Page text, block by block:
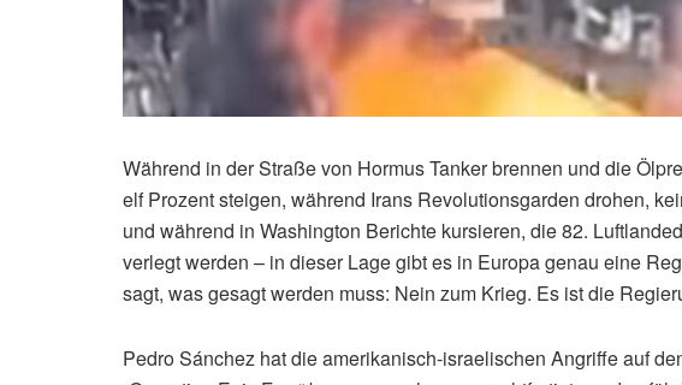
Während in der Straße von Hormus Tanker brennen und die
elf Prozent steigen, während Irans Revolutionsgarden drohen,
und während in Washington Berichte kursieren, die 82.
verlegt werden – in dieser Lage gibt es in Europa genau eine
sagt, was gesagt werden muss: Nein zum Krieg. Es ist die
Pedro Sánchez hat die amerikanisch-israelischen Angriffe auf